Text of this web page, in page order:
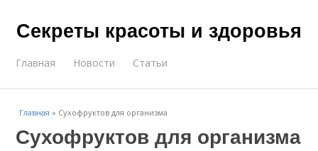
Секреты красоты и здоровья
Главная Новости Статьи
Главная » Сухофруктов для организма
Сухофруктов для организма